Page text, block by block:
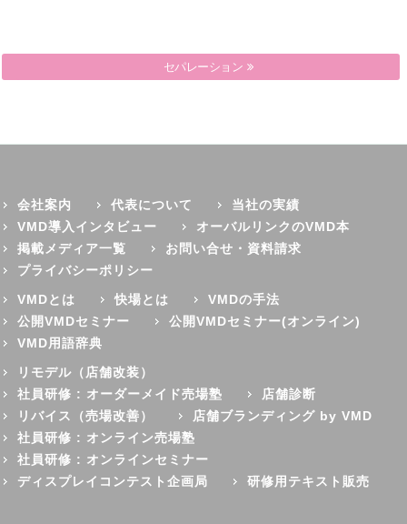
セグメント
セパレーション
会社案内 代表について
当社の実績
VMD導入インタビュー
オーバルリンクのVMD本
掲載メディア一覧
お問い合せ・資料請求
プライバシーポリシー
VMDとは
快場とは
VMDの手法
公開VMDセミナー
公開VMDセミナー(オンライン)
VMD用語辞典
リモデル（店舗改装）
社員研修 : オーダーメイド売場塾
店舗診断
リバイス（売場改善）
店舗ブランディング by VMD
社員研修 : オンライン売場塾
社員研修 : オンラインセミナー
ディスプレイコンテスト企画局
研修用テキスト販売